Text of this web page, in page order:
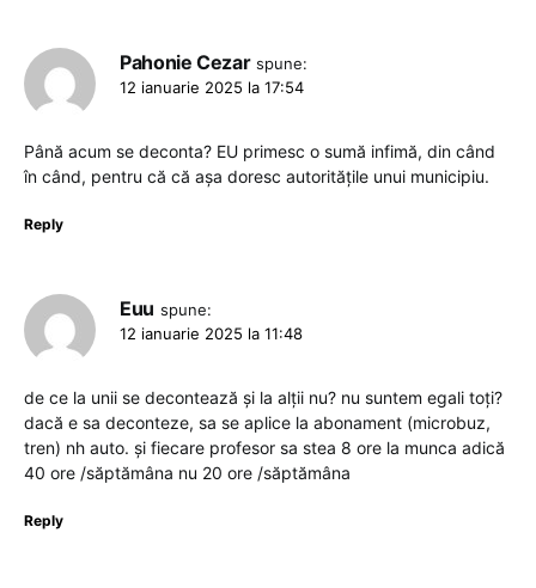
Pahonie Cezar spune:
12 ianuarie 2025 la 17:54
Până acum se deconta? EU primesc o sumă infimă, din când
în când, pentru că că așa doresc autoritățile unui municipiu.
Reply
Euu spune:
12 ianuarie 2025 la 11:48
de ce la unii se decontează și la alții nu? nu suntem egali toți?
dacă e sa deconteze, sa se aplice la abonament (microbuz,
tren) nh auto. și fiecare profesor sa stea 8 ore la munca adică
40 ore /săptămâna nu 20 ore /săptămâna
Reply